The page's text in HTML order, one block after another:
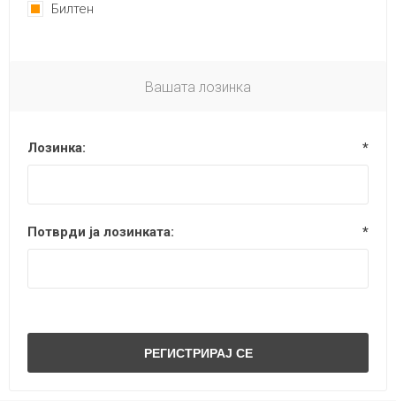
Билтен
Вашата лозинка
Лозинка: *
Потврди ја лозинката: *